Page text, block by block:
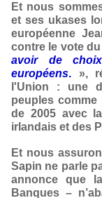
Et nous
et ses ukases
européenne
contre le vote
avoir de
européens. »,
l'Union : une
peuples
de 2005 avec
irlandais et des
Et nous
Sapin ne parle
annonce que
Banques –